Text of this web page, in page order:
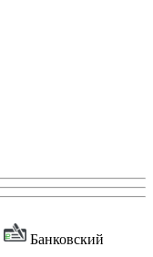
Банковский